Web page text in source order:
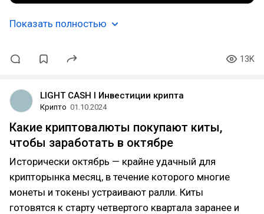
Показать полностью
13K
LIGHT CASH l Инвестиции крипта
Крипто 01.10.2024
Какие криптовалюты покупают киты,
чтобы заработать в октябре
Исторически октябрь — крайне удачный для
крипторынка месяц, в течение которого многие
монеты и токены устраивают ралли. Киты
готовятся к старту четвертого квартала заранее и